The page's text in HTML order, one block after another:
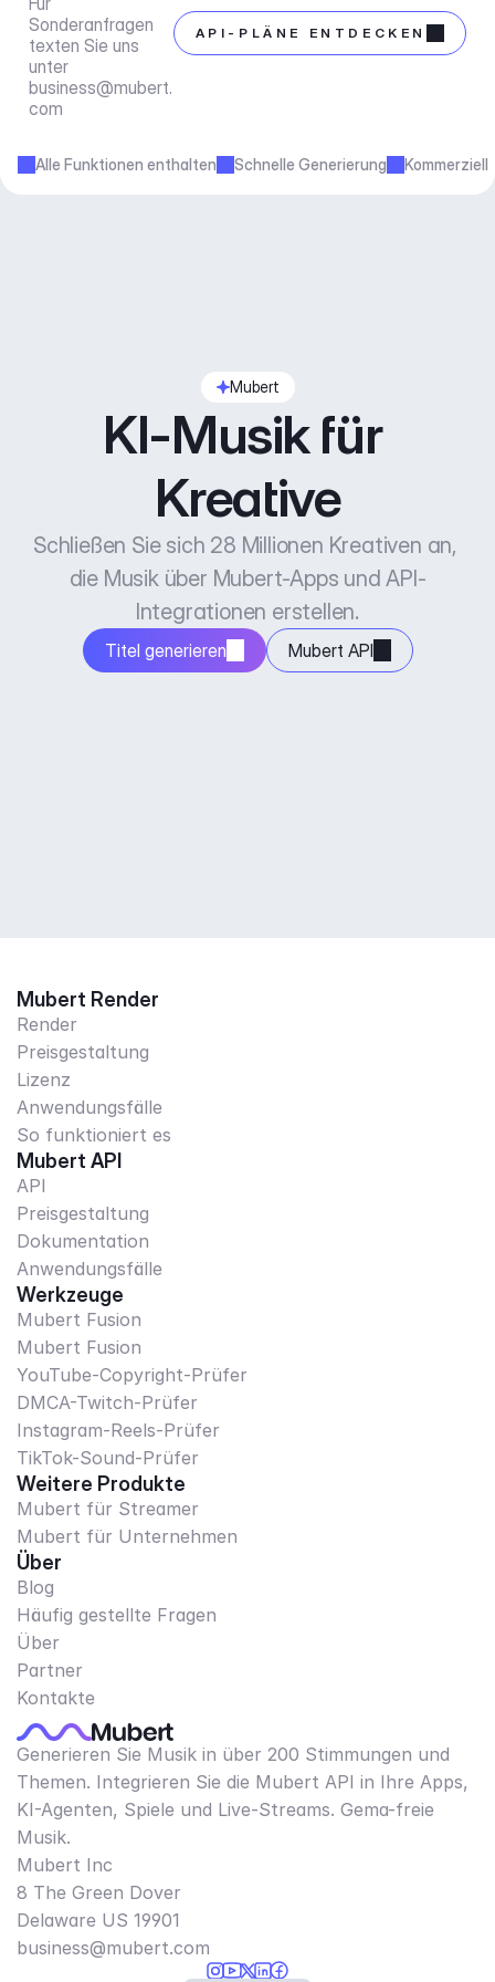
Sonderanfragen
texten Sie uns
business@mubert.
com
API-PLÄNE ENTDECKEN
Alle Funktionen enthalten Schnelle Generierung
Mubert
KI-Musik für
Kreative
Schließen Sie sich 28 Millionen Kreativen an,
die Musik über Mubert-Apps und API-
Integrationen erstellen.
Titel generieren Mubert API
Mubert Render
Render
Preisgestaltung
Lizenz
Anwendungsfälle
So funktioniert es
Mubert API
API
Preisgestaltung
Dokumentation
Anwendungsfälle
Werkzeuge
Mubert Fusion
Mubert Fusion
YouTube-Copyright-Prüfer
DMCA-Twitch-Prüfer
Instagram-Reels-Prüfer
TikTok-Sound-Prüfer
Weitere Produkte
Mubert für Streamer
Mubert für Unternehmen
Über
Blog
Häufig gestellte Fragen
Über
Partner
Kontakte
Generieren Sie Musik in über 200 Stimmungen und
Themen. Integrieren Sie die Mubert API in Ihre Apps,
KI-Agenten, Spiele und Live-Streams. Gema-freie
Musik.
Mubert Inc
8 The Green Dover
Delaware US 19901​
business@mubert.com